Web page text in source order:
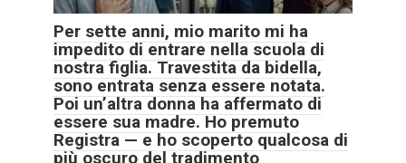
Per sette anni, mio marito mi ha
impedito di entrare nella scuola di
nostra figlia. Travestita da bidella,
sono entrata senza essere notata.
Poi un’altra donna ha affermato di
essere sua madre. Ho premuto
Registra — e ho scoperto qualcosa di
più oscuro del tradimento